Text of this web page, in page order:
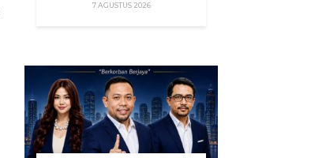
7 AGUSTUS 2026